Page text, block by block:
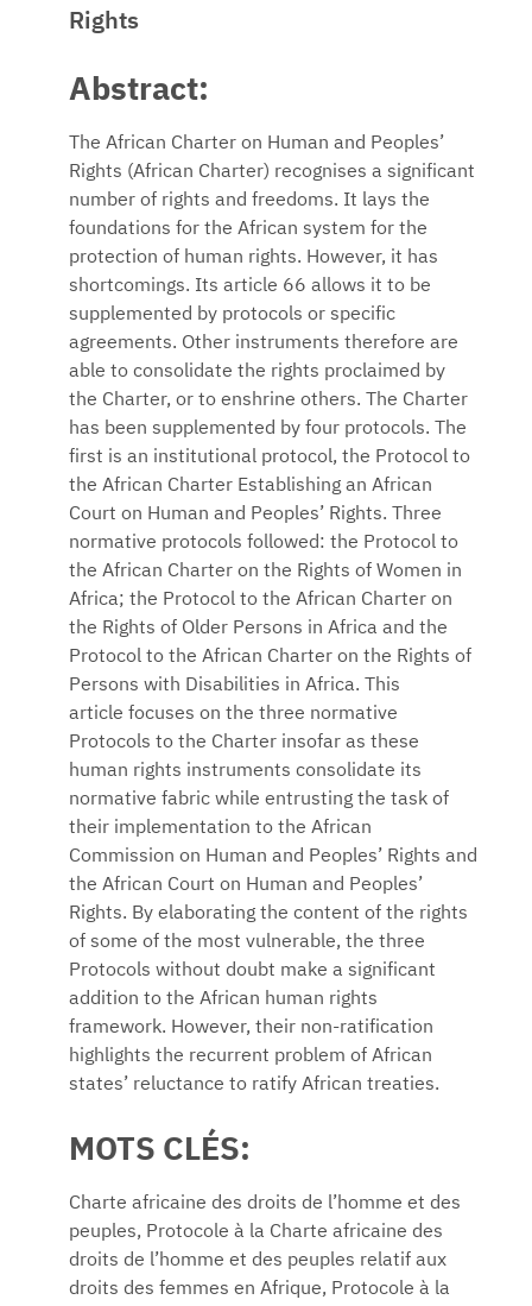
Rights
Abstract:
The African Charter on Human and Peoples’
Rights (African Charter) recognises a significant
number of rights and freedoms. It lays the
foundations for the African system for the
protection of human rights. However, it has
shortcomings. Its article 66 allows it to be
supplemented by protocols or specific
agreements. Other instruments therefore are
able to consolidate the rights proclaimed by
the Charter, or to enshrine others. The Charter
has been supplemented by four protocols. The
first is an institutional protocol, the Protocol to
the African Charter Establishing an African
Court on Human and Peoples’ Rights. Three
normative protocols followed: the Protocol to
the African Charter on the Rights of Women in
Africa; the Protocol to the African Charter on
the Rights of Older Persons in Africa and the
Protocol to the African Charter on the Rights of
Persons with Disabilities in Africa. This
article focuses on the three normative
Protocols to the Charter insofar as these
human rights instruments consolidate its
normative fabric while entrusting the task of
their implementation to the African
Commission on Human and Peoples’ Rights and
the African Court on Human and Peoples’
Rights. By elaborating the content of the rights
of some of the most vulnerable, the three
Protocols without doubt make a significant
addition to the African human rights
framework. However, their non-ratification
highlights the recurrent problem of African
states’ reluctance to ratify African treaties.
MOTS CLÉS:
Charte africaine des droits de l’homme et des
peuples, Protocole à la Charte africaine des
droits de l’homme et des peuples relatif aux
droits des femmes en Afrique, Protocole à la